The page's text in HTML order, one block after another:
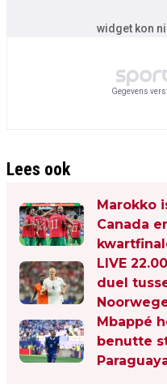
widget kon
Gegevens
Lees ook
Marokko
Canada
LIVE
duel
Mbappé
benutte